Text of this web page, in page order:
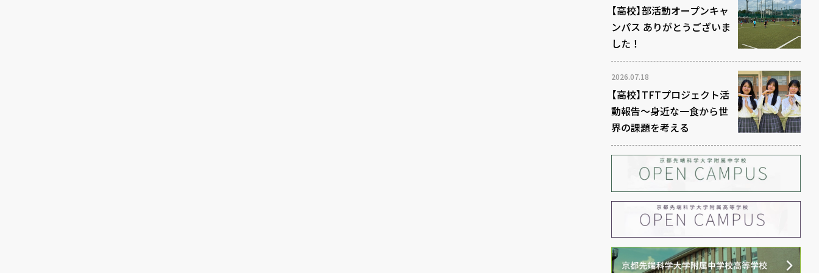
【高校】部活動オープンキャ
ンパス ありがとうございま
した！
2026.07.18
【高校】TFTプロジェクト活
動報告～身近な一食から世
界の課題を考える